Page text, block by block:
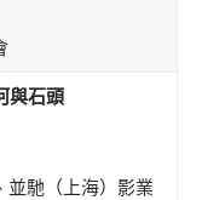
與石頭
並馳（上海）影業